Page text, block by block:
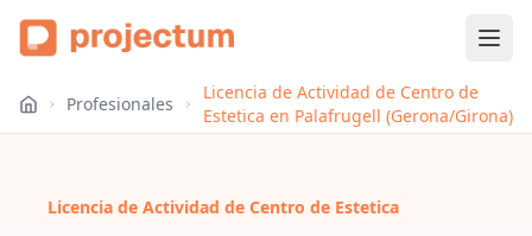
Profesionales
Licencia de Actividad de Centro de
Estetica en Palafrugell (Gerona/Girona)
Licencia de Actividad de Centro de Estetica